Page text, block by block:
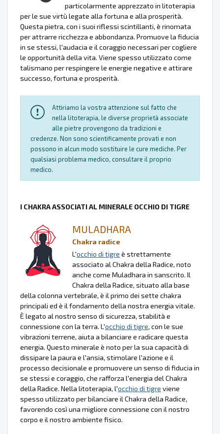
particolarmente apprezzato in litoterapia
per le sue virtù legate alla fortuna e alla prosperità.
Questa pietra, con i suoi riflessi scintillanti, è rinomata
per attrarre ricchezza e abbondanza. Promuove la fiducia
in se stessi, l'audacia e il coraggio necessari per cogliere
le opportunità della vita. Viene spesso utilizzato come
talismano per respingere le energie negative e attirare
successo, fortuna e prosperità.
Attiriamo la vostra attenzione sul fatto che
nella litoterapia, le diverse proprietà associate
alle pietre provengono da tradizioni e
credenze. Non sono scientificamente provati e non
possono in alcun modo sostituire le cure mediche. Per
qualsiasi problema medico, consultare il proprio
medico.
I CHAKRA ASSOCIATI AL MINERALE OCCHIO DI TIGRE
MULADHARA
Chakra radice
L'occhio di tigre è strettamente
associato al Chakra della Radice, noto
anche come Muladhara in sanscrito. Il
Chakra della Radice, situato alla base
della colonna vertebrale, è il primo dei sette chakra
principali ed è il fondamento della nostra energia vitale.
È legato al nostro senso di sicurezza, stabilità e
connessione con la terra. L'occhio di tigre, con le sue
vibrazioni terrene, aiuta a bilanciare e radicare questa
energia. Questo minerale è noto per la sua capacità di
dissipare la paura e l'ansia, stimolare l'azione e il
processo decisionale e promuovere un senso di fiducia in
se stessi e coraggio, che rafforza l'energia del Chakra
della Radice. Nella litoterapia, l'occhio di tigre viene
spesso utilizzato per bilanciare il Chakra della Radice,
favorendo così una migliore connessione con il nostro
corpo e il nostro ambiente fisico.